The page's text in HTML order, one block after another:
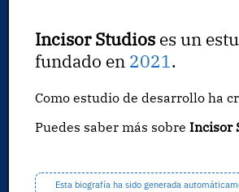
Incisor Studios es un
fundado en 2021.
Como estudio de desarrollo ha
Puedes saber más sobreIncisor
Esta biografía ha sido generada